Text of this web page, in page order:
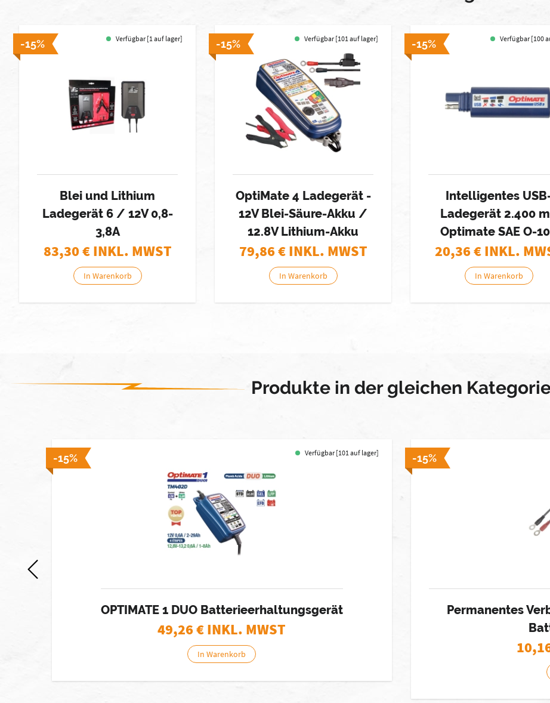
-15% Verfügbar [1 auf lager]
Blei und Lithium
Ladegerät 6 / 12V 0,8-
3,8A
83,30€ INKL. MWST
In Warenkorb
-15% Verfügbar [101 auf lager]
OptiMate 4 Ladegerät -
12V Blei-Säure-Akku /
12.8V Lithium-Akku
79,86€ INKL. MWST
In Warenkorb
-15% Verfügbar [100
Intelligentes
Ladegerät 2.400
Optimate SAE O-
20,36€ INKL.
In Warenkorb
Produkte in der gleichen
-15% Verfügbar [101 auf lager]
OPTIMATE 1 DUO Batterieerhaltungsgerät
49,26€ INKL. MWST
In Warenkorb
-15%
Permanentes